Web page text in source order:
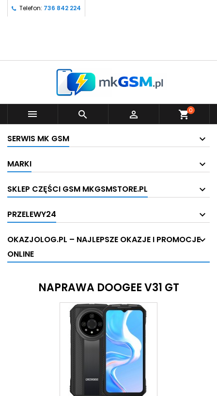
Telefon: 736 842 224
   shopping_cart0
SERWIS MK GSM
MARKI
SKLEP CZĘŚCI GSM MKGSMSTORE.PL
PRZELEWY24
OKAZJOLOG.PL – NAJLEPSZE OKAZJE I PROMOCJE
ONLINE
NAPRAWA DOOGEE V31 GT